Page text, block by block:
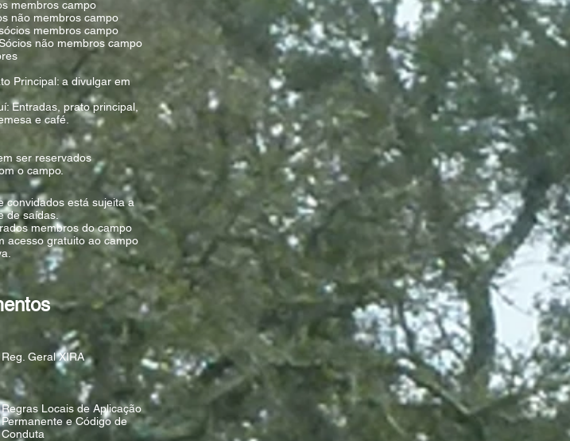
membros campo
não membros campo
membros campo
não membros campo
Principal: a divulgar em
Entradas, prato principal,
e café.
ser reservados
o campo.
convidados está sujeita a
de saídas.
membros do campo
acesso gratuito ao campo
Reg. Geral XIRA
Regras Locais de Aplicação
Permanente e Código de
Conduta